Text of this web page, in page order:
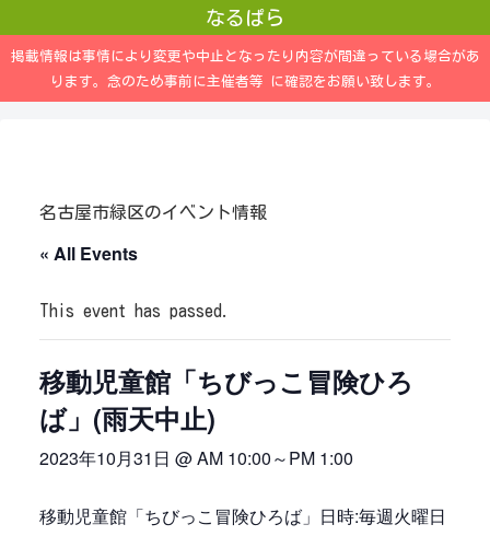
なるぱら
掲載情報は事情により変更や中止となったり内容が間違っている場合があ
ります。念のため事前に主催者等 に確認をお願い致します。
名古屋市緑区のイベント情報
« All Events
This event has passed.
移動児童館「ちびっこ冒険ひろ
ば」(雨天中止)
2023年10月31日 @ AM 10:00～PM 1:00
移動児童館「ちびっこ冒険ひろば」日時:毎週火曜日